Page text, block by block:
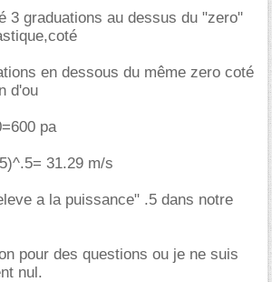
3 graduations au dessus du "zero"
en dessous du même zero coté
d'ou
pa
31.29 m/s
a la puissance" .5 dans notre
pour des questions ou je ne suis
nul.